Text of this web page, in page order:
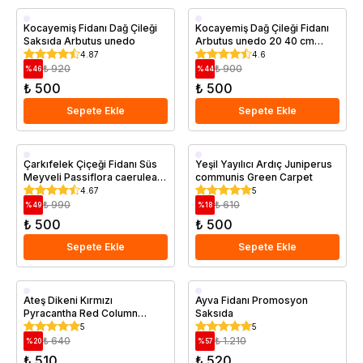
Saksıda
Kocayemiş Fidanı Dağ Çileği
Saksıda Arbutus unedo
4.87
%46 ₺ 920
₺ 500
Sepete Ekle
Saksıda
Kocayemiş Dağ Çileği Fidanı
Arbutus unedo 20 40 cm
Saksıda
4.6
%44₺ 900
₺ 500
Sepete Ekle
Saksıda
Çarkıfelek Çiçeği Fidanı Süs
Meyveli Passiflora caerulea
PROMOSYON4.67
%49 ₺ 990
₺ 500
Sepete Ekle
Saksıda
Yeşil Yayılıcı Ardıç Juniperus
communis Green Carpet
5
%18 ₺ 610
₺ 500
Sepete Ekle
Saksıda
Ateş Dikeni Kırmızı
Pyracantha Red Column
Saksıda
5
% 20 ₺ 640
Aşılı
Saksıda
Ayva Fidanı Promosyon
Saksıda
5
% 57 ₺ 1.210